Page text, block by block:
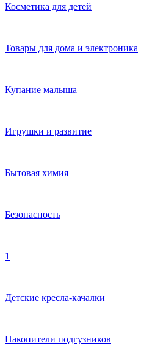
Косметика для детей
Товары для дома и электроника
Купание малыша
Игрушки и развитие
Бытовая химия
Безопасность
1
Детские кресла-качалки
Накопители подгузников